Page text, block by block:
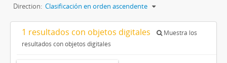
Direction: Clasificación en orden ascendente
1 resultados con objetos digitales
Muestra los
resultados con objetos digitales